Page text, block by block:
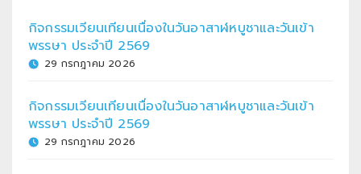
กิจกรรมเวียนเทียนเนื่องในวันอาสาฬหบูชาและวันเข้า
พรรษา ประจำปี 2569
29 กรกฎาคม 2026
กิจกรรมเวียนเทียนเนื่องในวันอาสาฬหบูชาและวันเข้า
พรรษา ประจำปี 2569
29 กรกฎาคม 2026